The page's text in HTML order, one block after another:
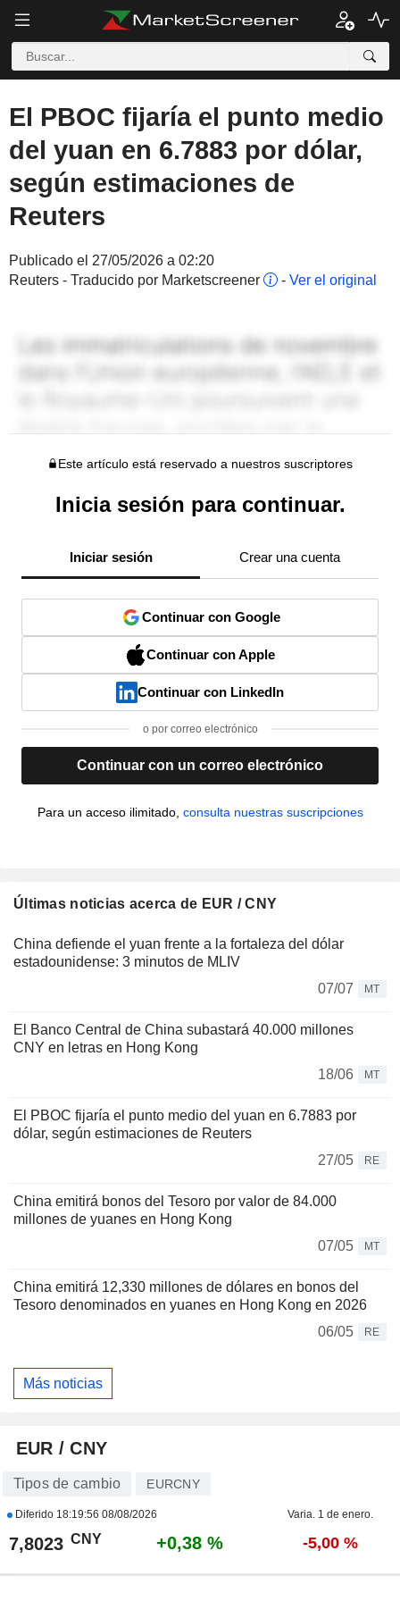
El PBOC fijaría el punto medio
del yuan en 6.7883 por dólar,
según estimaciones de
Reuters
Publicado el 27/05/2026 a 02:20
Reuters - Traducido por Marketscreener
- Ver el original
Este artículo está reservado a nuestros suscriptores
Inicia sesión para continuar.
Iniciar sesión Crear una cuenta
Continuar con Google
Continuar con Apple
Continuar con LinkedIn
o por correo electrónico
Continuar con un correo electrónico
Para un acceso ilimitado, consulta nuestras suscripciones
Últimas noticias acerca de EUR / CNY
China defiende el yuan frente a la fortaleza del dólar
estadounidense: 3 minutos de MLIV
07/07
MT
El Banco Central de China subastará 40.000 millones
CNY en letras en Hong Kong
18/06
MT
El PBOC fijaría el punto medio del yuan en 6.7883 por
dólar, según estimaciones de Reuters
27/05
RE
China emitirá bonos del Tesoro por valor de 84.000
millones de yuanes en Hong Kong
07/05
MT
China emitirá 12,330 millones de dólares en bonos del
Tesoro denominados en yuanes en Hong Kong en 2026
06/05
RE
Más noticias
EUR / CNY
Tipos de cambio EURCNY
Diferido 18:19:56 08/08/2026 Varia. 1 de enero.
7,8023 CNY +0,38 % -5,00 %